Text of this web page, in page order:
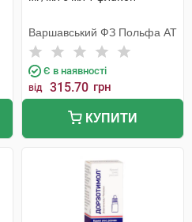
Варшавський ФЗ Польфа АТ
Є в наявності
від 315.70 грн
КУПИТИ